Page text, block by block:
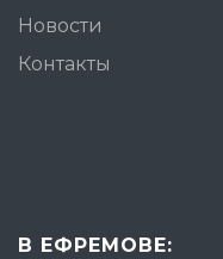
Новости
Контакты
В ЕФРЕМОВЕ: